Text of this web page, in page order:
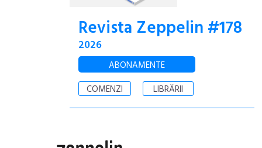
Revista Zeppelin #178
2026
ABONAMENTE
COMENZI
LIBRĂRII